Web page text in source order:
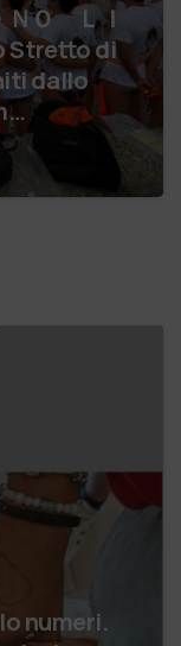
ＮＯ ＬＩ
numeri.